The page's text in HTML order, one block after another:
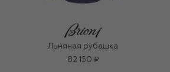
Льняная рубашка
82 150 ₽